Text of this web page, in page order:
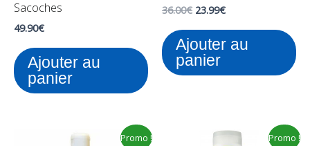
Sacoches
49.90€
Ajouter au
panier
36.00€ 23.99€
Ajouter au
panier
Promo !
Le
Promo !
Le
Ce